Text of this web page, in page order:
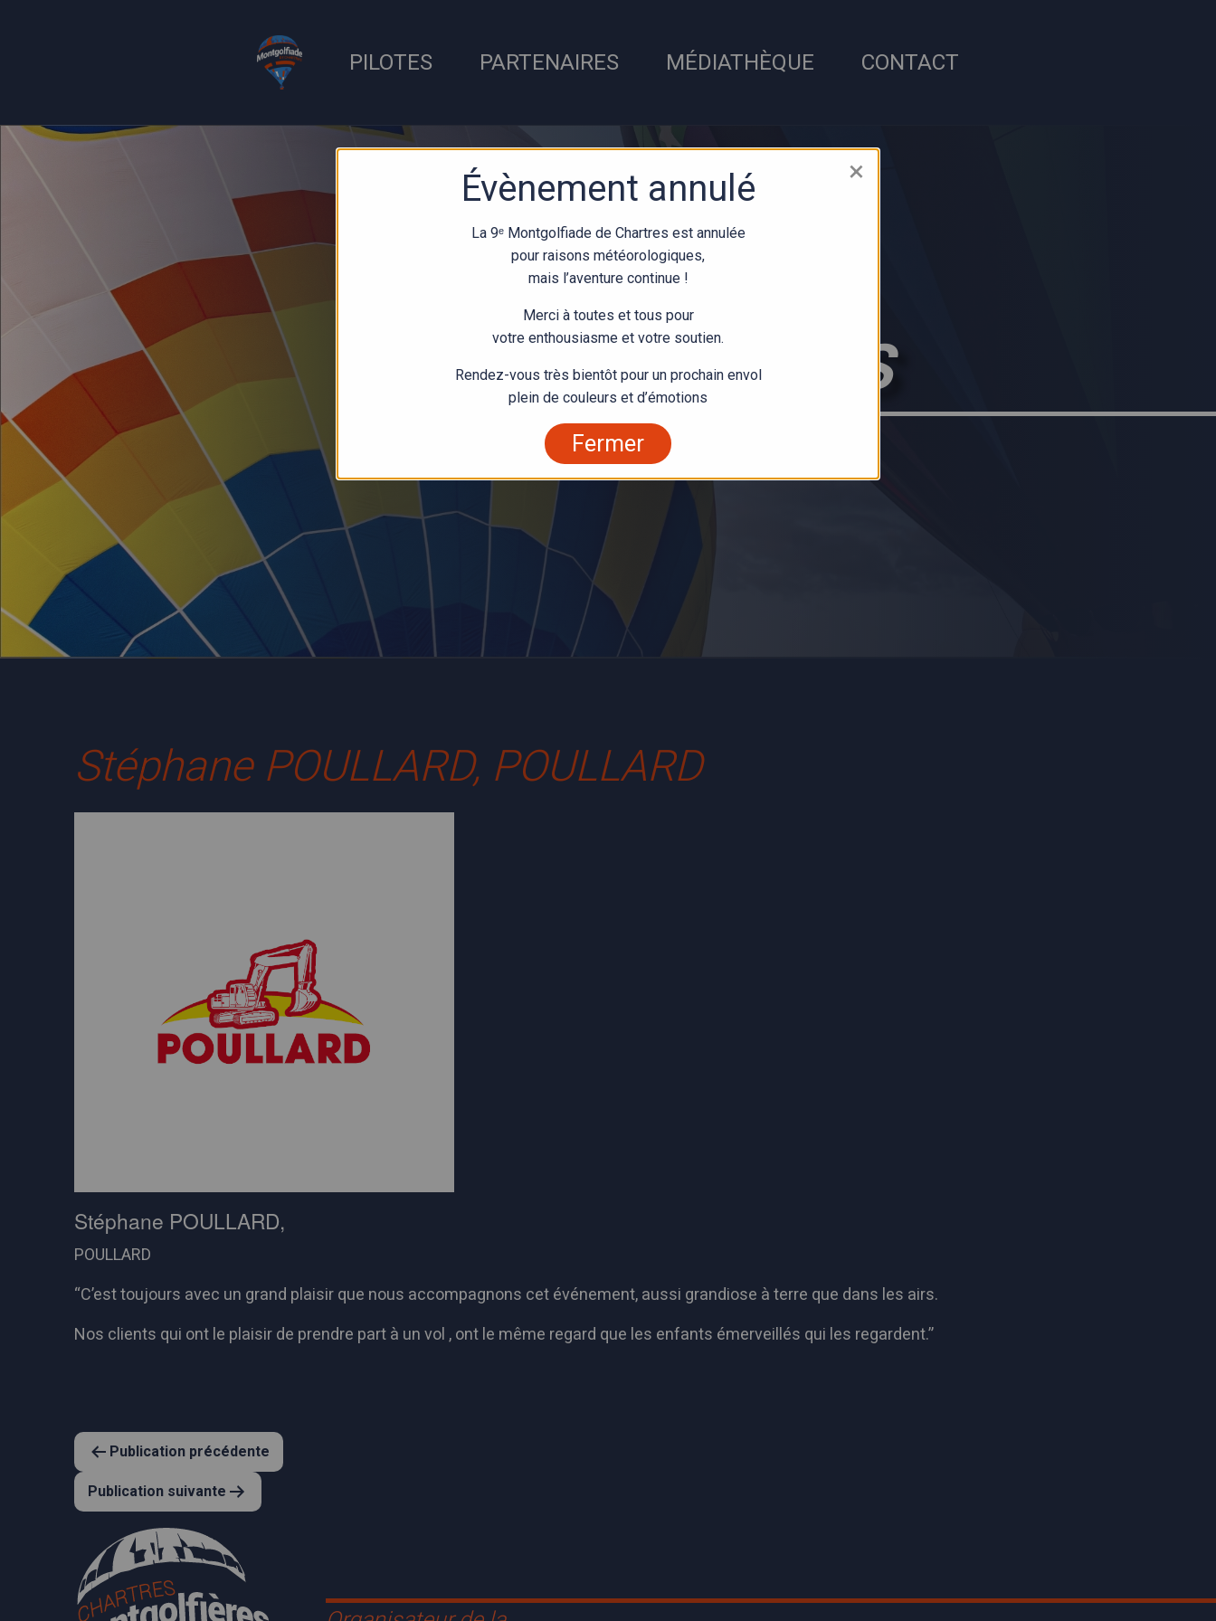
PILOTES PARTENAIRES MÉDIATHÈQUE CONTACT
ACTUALITÉS
Stéphane POULLARD, POULLARD
Stéphane POULLARD,
POULLARD
“C’est toujours avec un grand plaisir que nous accompagnons cet événement, aussi grandiose à terre que dans les airs.
Nos clients qui ont le plaisir de prendre part à un vol , ont le même regard que les enfants émerveillés qui les regardent.”
Navigation
de
Publication précédente
Publication suivante
Évènement annulé
La 9ᵉ Montgolfiade de Chartres est annulée
pour raisons météorologiques,
mais l’aventure continue !
Merci à toutes et tous pour
votre enthousiasme et votre soutien.
Rendez-vous très bientôt pour un prochain envol
plein de couleurs et d’émotions
Fermer
×